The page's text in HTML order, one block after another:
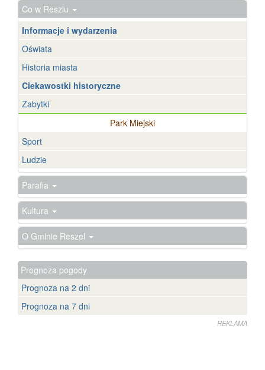
Co w Reszlu
Informacje i wydarzenia
Oświata
Historia miasta
Ciekawostki historyczne
Zabytki
Park Miejski
Sport
Ludzie
Parafia
Kultura
O Gminie Reszel
Prognoza pogody
Prognoza na 2 dni
Prognoza na 7 dni
REKLAMA